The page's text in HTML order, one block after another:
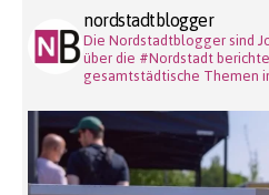
nordstadtblogger
Die Nordstadtblogger sind
über die #Nordstadt
gesamtstädtische Themen